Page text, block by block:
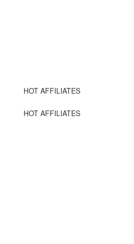
HOT AFFILIATES
HOT AFFILIATES